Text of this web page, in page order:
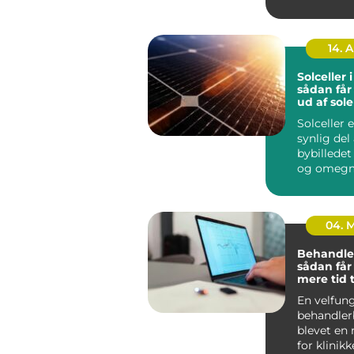
kontorer,
14.
Solceller
sådan
ud af
Solceller
synlig del
og
04.
sådan
mere tid
En
blevet en
for